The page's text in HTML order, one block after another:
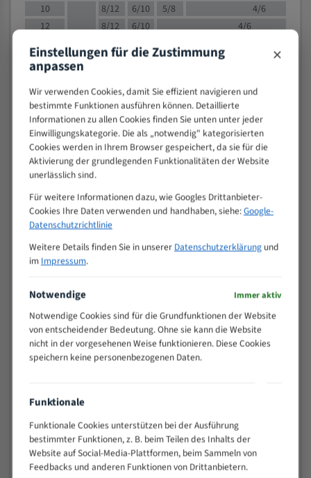
10
8/12 6/10 5/8
4/6
12
8/12 6/10
4/6
8/12 6/10
20
4/6
50
4/5
80
> 100
VOLLMATERIAL
Zoll (ZpZ))
>
25
10/14
15 - 40
8/12
25 - 50
50 - 120
80 - 180
3/4
130 -
350
2/3
150 -
600
> 500
0,75/1,25
Vorteile:
Vielseitiges Bandsägeblatt für verschiedenste
Einstellungen für die Zustimmung
anpassen ×
Wir verwenden Cookies, damit Sie effizient navigieren und
bestimmte Funktionen ausführen können. Detaillierte
Informationen zu allen Cookies finden Sie unten unter jeder
Einwilligungskategorie. Die als „notwendig" kategorisierten
Cookies werden in Ihrem Browser gespeichert, da sie für die
Aktivierung der grundlegenden Funktionalitäten der Website
unerlässlich sind.
Für weitere Informationen dazu, wie Googles Drittanbieter-
Cookies Ihre Daten verwenden und handhaben, siehe:Google-
Datenschutzrichtlinie
Weitere Details finden Sie in unserer Datenschutzerklärungund
im Impressum.
Notwendige Immer aktiv
Notwendige Cookies sind für die Grundfunktionen der Website
von entscheidender Bedeutung. Ohne sie kann die Website
nicht in der vorgesehenen Weise funktionieren. Diese Cookies
speichern keine personenbezogenen Daten.
Funktionale
Funktionale Cookies unterstützen bei der Ausführung
bestimmter Funktionen, z. B. beim Teilen des Inhalts der
Website auf Social-Media-Plattformen, beim Sammeln von
Feedbacks und anderen Funktionen von Drittanbietern.